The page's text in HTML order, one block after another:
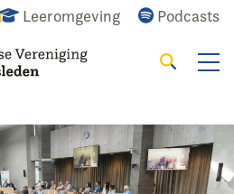
Leeromgeving Podcasts
Agenda Raadslid
Zoeken